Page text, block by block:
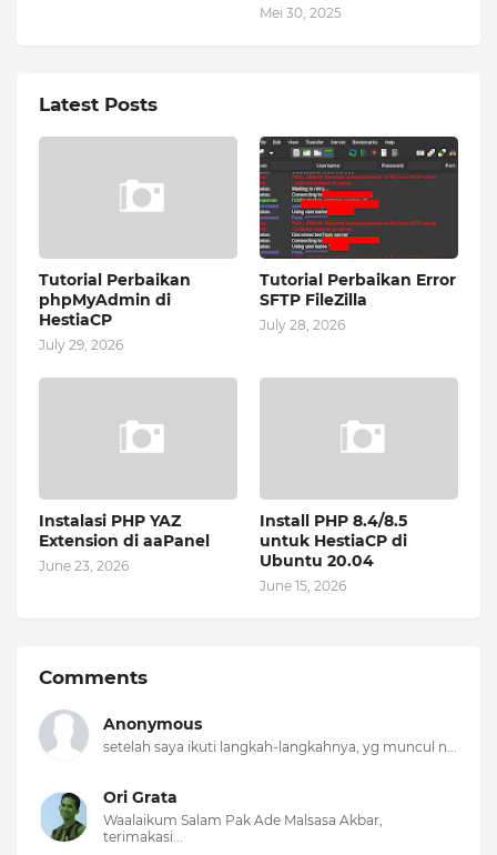
Mei 30, 2025
Latest Posts
Tutorial Perbaikan
phpMyAdmin di
HestiaCP
July 29, 2026
Tutorial Perbaikan Error
SFTP FileZilla
July 28, 2026
Instalasi PHP YAZ
Extension di aaPanel
June 23, 2026
Install PHP 8.4/8.5
untuk HestiaCP di
Ubuntu 20.04
June 15, 2026
Comments
Anonymous
setelah saya ikuti langkah-langkahnya, yg muncul n...
Ori Grata
Waalaikum Salam Pak Ade Malsasa Akbar,
terimakasi...